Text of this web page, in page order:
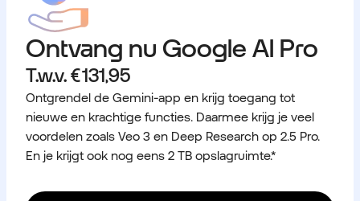
Ontvang nu Google AI Pro
T.w.v. € 131,95
Ontgrendel de Gemini-app en krijg toegang tot
nieuwe en krachtige functies. Daarmee krijg je veel
voordelen zoals Veo 3 en Deep Research op 2.5 Pro.
En je krijgt ook nog eens 2 TB opslagruimte.*